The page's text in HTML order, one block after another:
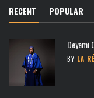
RECENT POPULAR
Deyemi
BY LA